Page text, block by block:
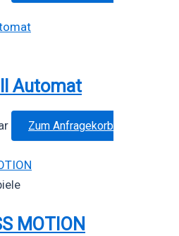
Automat
Zum Anfragekorb
MOTION